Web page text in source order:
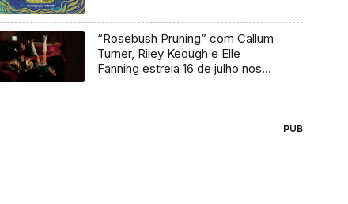
“Rosebush Pruning” com Callum
Turner, Riley Keough e Elle
Fanning estreia 16 de julho nos
PUB